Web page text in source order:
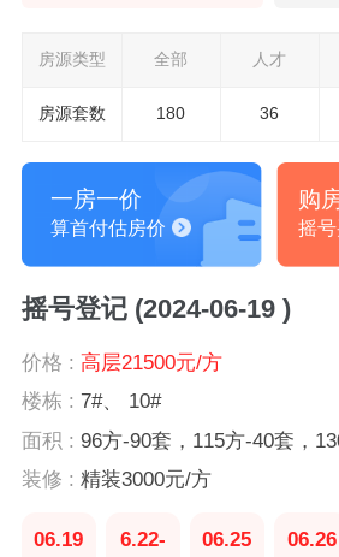
房源类型 全部 人才
房源套数 180 36
一房一价
算首付估房价
购
摇
摇号登记 (2024-06-19 )
价格 : 高层21500元/方
楼栋 : 7#、 10#
面积 : 96方-90套，115方-40套，
装修 : 精装3000元/方
06.19
6.22-
06.25 06.26